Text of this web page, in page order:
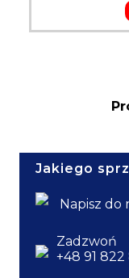
Jakiego
Napisz do
Zadzwoń
+48 91